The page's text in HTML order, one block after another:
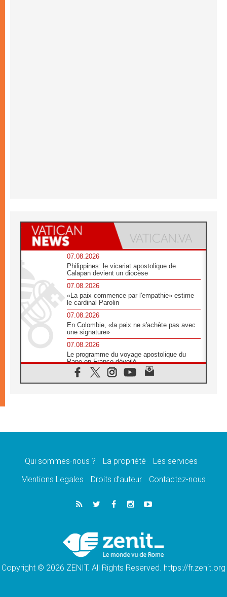
07.08.2026
Philippines: le vicariat apostolique de
Calapan devient un diocèse
07.08.2026
«La paix commence par l'empathie» estime
le cardinal Parolin
07.08.2026
En Colombie, «la paix ne s'achète pas avec
une signature»
07.08.2026
Le programme du voyage apostolique du
Pape en France dévoilé
07.08.2026
1ère Conférence continentale sur l'éducation
07.08.2026
07.08.2026
lancement des «dix jours de prière pour la
06.08.2026
Préparatifs des JMJ 2027 à Séoul: «c'est
Chrétiens et confucéens: respect et sagesse
pour relever les «défis urgents»
Qui sommes-nous ? La propriété
Les services
Mentions Legales
Droits d’auteur Contactez-nous
Copyright © 2026 ZENIT. All Rights Reserved. https://fr.zenit.org